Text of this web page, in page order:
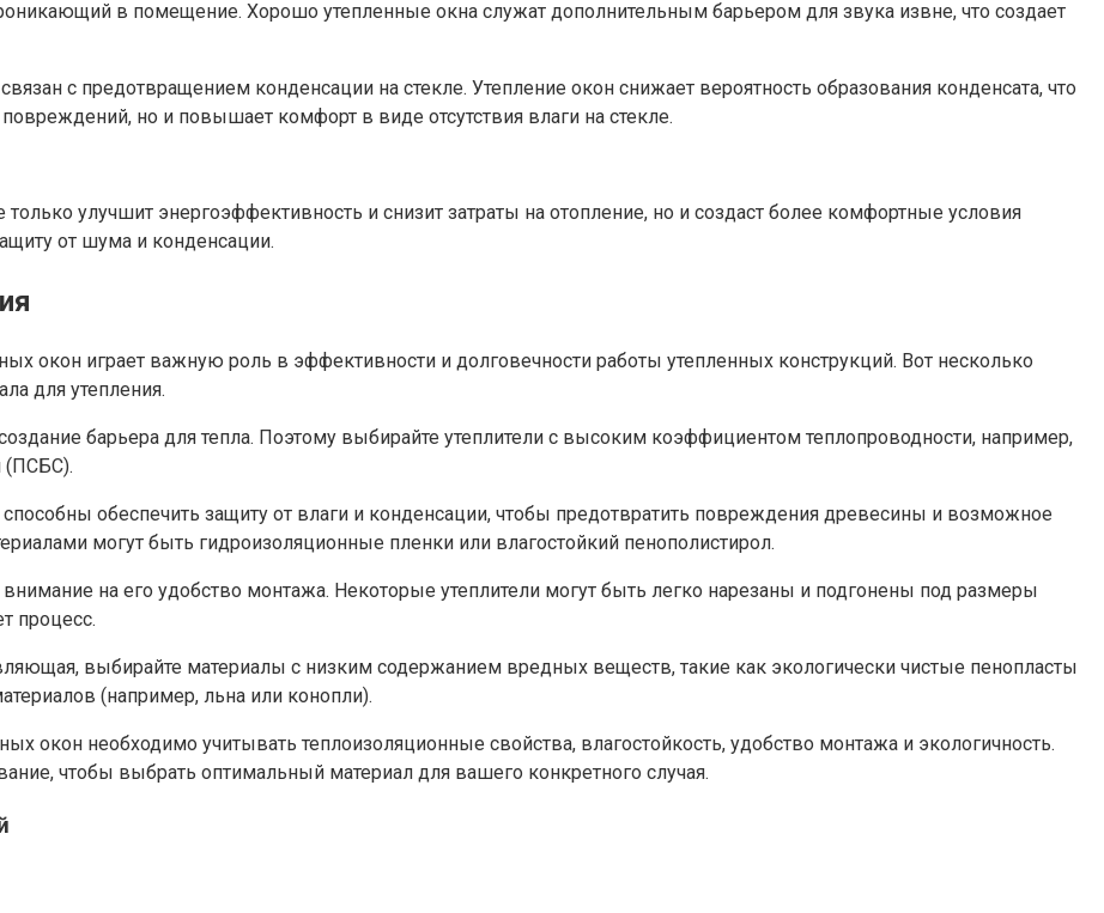
в помещение.​ Хорошо утепленные окна служат дополнительным барьером для звука извне, что создает
с предотвращением конденсации на стекле. Утепление окон снижает вероятность образования конденсата, что
но и повышает комфорт в виде отсутствия влаги на стекле.​
улучшит энергоэффективность и снизит затраты на отопление, но и создаст более комфортные условия
от шума и конденсации.
окон играет важную роль в эффективности и долговечности работы утепленных конструкций.​ Вот несколько
для утепления.​
барьера для тепла.​ Поэтому выбирайте утеплители с высоким коэффициентом теплопроводности, например,
(ПСБС).​
обеспечить защиту от влаги и конденсации, чтобы предотвратить повреждения древесины и возможное
могут быть гидроизоляционные пленки или влагостойкий пенополистирол.
на его удобство монтажа.​ Некоторые утеплители могут быть легко нарезаны и подгонены под размеры
процесс.
выбирайте материалы с низким содержанием вредных веществ, такие как экологически чистые пенопласты
(например, льна или конопли).​
окон необходимо учитывать теплоизоляционные свойства, влагостойкость, удобство монтажа и экологичность.​
чтобы выбрать оптимальный материал для вашего конкретного случая.​